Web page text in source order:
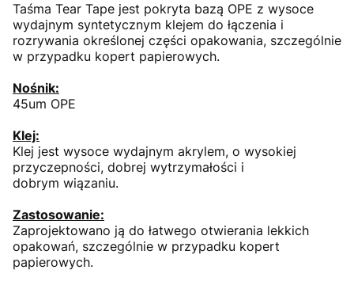
Taśma Tear Tape jest pokryta bazą OPE z wysoce
wydajnym syntetycznym klejem do łączenia i
rozrywania określonej części opakowania, szczególnie
w przypadku kopert papierowych.
Nośnik:
45um OPE
Klej:
Klej jest wysoce wydajnym akrylem, o wysokiej
przyczepności, dobrej wytrzymałości i
dobrym wiązaniu.
Zastosowanie:
Zaprojektowano ją do łatwego otwierania lekkich
opakowań, szczególnie w przypadku kopert
papierowych.